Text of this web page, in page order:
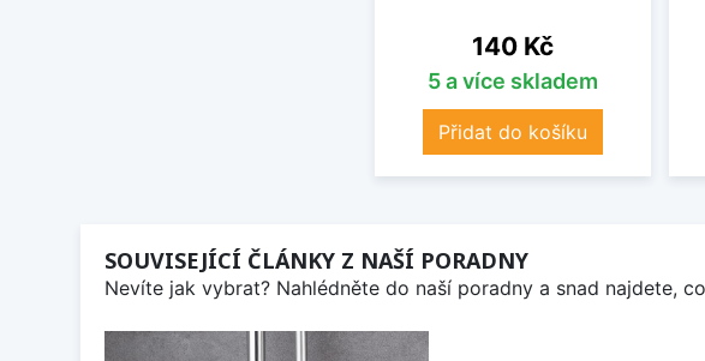
Cena
140 Kč
5 a více skladem
Přidat do košíku
SOUVISEJÍCÍ ČLÁNKY Z NAŠÍ PORADNY
Nevíte jak vybrat? Nahlédněte do naší poradny a snad najdete,